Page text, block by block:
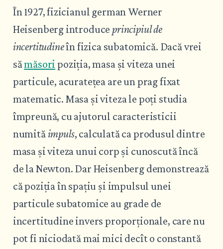
În 1927, fizicianul german Werner
Heisenberg introduceprincipiul de
incertitudineîn fizica subatomică. Dacă vrei
sămăsori poziția, masa și viteza unei
particule, acuratețea are un prag fixat
matematic. Masa și viteza le poți studia
împreună, cu ajutorul caracteristicii
numită impuls, calculată ca produsul dintre
masa și viteza unui corp și cunoscută încă
de la Newton. Dar Heisenberg demonstrează
că poziția în spațiu și impulsul unei
particule subatomice au grade de
incertitudine invers proporționale, care nu
pot fi niciodată mai mici decît o constantă